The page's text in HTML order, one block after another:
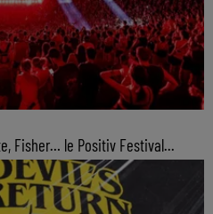
Fisher… le Positiv Festival...